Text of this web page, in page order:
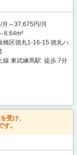
～37,675円/月
6.64m²
橋区徳丸1-16-15 徳丸ハ
線 東武練馬駅 徒歩 7分
受け、
。